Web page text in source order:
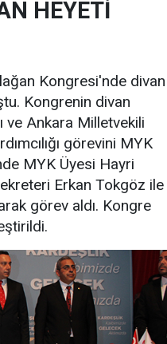
HEYETİ
Kongresi'nde divan
Kongrenin divan
ve Ankara Milletvekili
görevini MYK
MYK Üyesi Hayri
Erkan Tokgöz ile
görev aldı. Kongre